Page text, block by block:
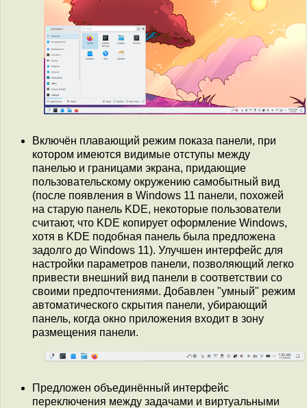
Включён плавающий режим показа панели, при
котором имеются видимые отступы между
панелью и границами экрана, придающие
пользовательскому окружению самобытный вид
(после появления в Windows 11 панели, похожей
на старую панель KDE, некоторые пользователи
считают, что KDE копирует оформление Windows,
хотя в KDE подобная панель была предложена
задолго до Windows 11). Улучшен интерфейс для
настройки параметров панели, позволяющий легко
привести внешний вид панели в соответствии со
своими предпочтениями. Добавлен "умный" режим
автоматического скрытия панели, убирающий
панель, когда окно приложения входит в зону
размещения панели.
Предложен объединённый интерфейс
переключения между задачами и виртуальными